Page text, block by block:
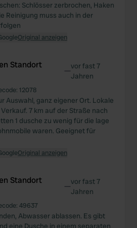
Schlösser zerbrochen, Haken
Reinigung muss auch in der
Original anzeigen
Standort
—vor fast 7
Jahren
12078
Auswahl, ganz eigener Ort. Lokale
7 km auf der Straße nach
1 dusche zu wenig für die lage
waren. Geeignet für
Original anzeigen
Standort
—vor fast 7
Jahren
49637
Abwasser ablassen. Es gibt
eine Dusche in einem separaten